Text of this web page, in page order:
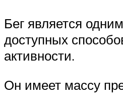
Бег является
доступных
активности.
Он имеет массу